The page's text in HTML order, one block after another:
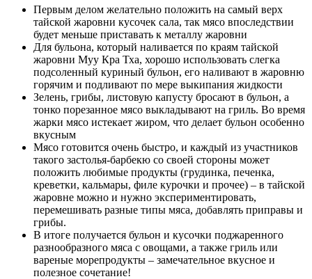
Первым делом желательно положить на самый верх
тайской жаровни кусочек сала, так мясо впоследствии
будет меньше приставать к металлу жаровни
Для бульона, который наливается по краям тайской
жаровни Муу Кра Тха, хорошо использовать слегка
подсоленный куриный бульон, его наливают в жаровню
горячим и подливают по мере выкипания жидкости
Зелень, грибы, листовую капусту бросают в бульон, а
тонко порезанное мясо выкладывают на гриль. Во время
жарки мясо истекает жиром, что делает бульон особенно
вкусным
Мясо готовится очень быстро, и каждый из участников
такого застолья-барбекю со своей стороны может
положить любимые продукты (грудинка, печенка,
креветки, кальмары, филе курочки и прочее) – в тайской
жаровне можно и нужно экспериментировать,
перемешивать разные типы мяса, добавлять приправы и
грибы.
В итоге получается бульон и кусочки поджаренного
разнообразного мяса с овощами, а также гриль или
вареные морепродукты – замечательное вкусное и
полезное сочетание!